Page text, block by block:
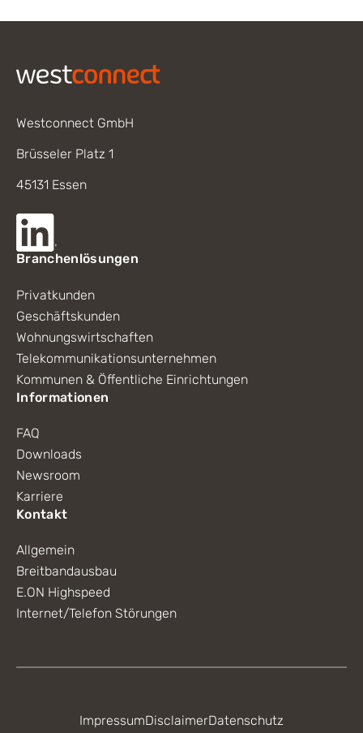
Westconnect GmbH
Brüsseler Platz 1
45131 Essen
Branchenlösungen
Privatkunden
Geschäftskunden
Wohnungswirtschaften
Telekommunikationsunternehmen
Kommunen & Öffentliche Einrichtungen
Informationen
FAQ
Downloads
Newsroom
Karriere
Kontakt
Allgemein
Breitbandausbau
E.ON Highspeed
Internet/Telefon Störungen
ImpressumDisclaimerDatenschutz